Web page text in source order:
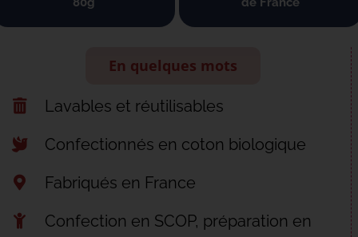
En quelques mots
Lavables et réutilisables
Confectionnés en coton biologique
Fabriqués en France
Confection en SCOP, préparation en